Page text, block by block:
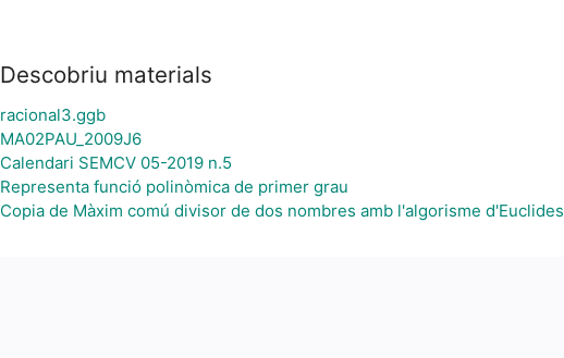
Descobriu materials
racional3.ggb
MA02PAU_2009J6
Calendari SEMCV 05-2019 n.5
Representa funció polinòmica de primer grau
Copia de Màxim comú divisor de dos nombres amb l'algorisme d'Euclides